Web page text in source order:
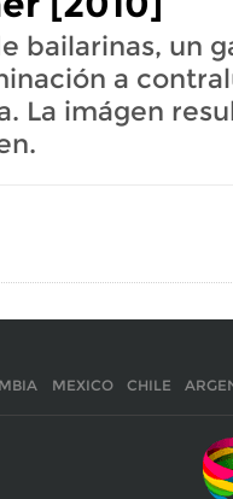
bailarinas, un
a
La imágen
MEXICO CHILE